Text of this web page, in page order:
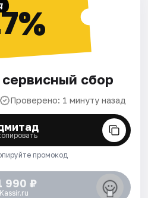
сбор
Проверено: 1 минуту назад
промокод
990 ₽